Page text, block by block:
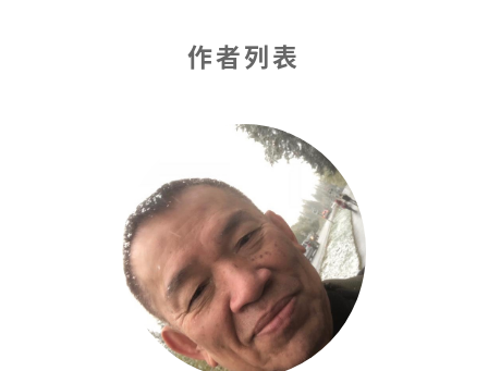
作者列表